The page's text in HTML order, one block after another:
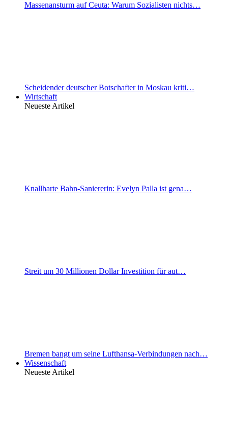
Massenansturm auf Ceuta: Warum Sozialisten nichts…
Scheidender deutscher Botschafter in Moskau kriti…
Wirtschaft
Neueste Artikel
Knallharte Bahn-Saniererin: Evelyn Palla ist gena…
Streit um 30 Millionen Dollar Investition für aut…
Bremen bangt um seine Lufthansa-Verbindungen nach…
Wissenschaft
Neueste Artikel